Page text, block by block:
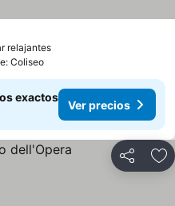
relajantes
Coliseo
exactos
Ver precios
Compartir